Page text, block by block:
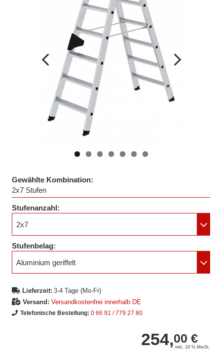
Vorheriges
Bild
Gewählte Kombination:
2x7 Stufen
Stufenanzahl:
2x7
Stufenbelag:
Aluminium geriffelt
Lieferzeit: 3-4 Tage (Mo-Fr)
Versand: Versandkostenfrei innerhalb DE
Telefonische Bestellung: 0 66 91 / 779 27 80
254,00 €
inkl. 19 % MwSt.